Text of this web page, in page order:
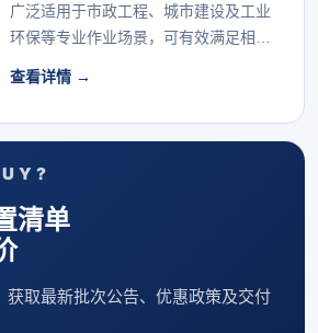
广泛适用于市政工程、城市建设及工业
环保等专业作业场景，可有效满足相关
查看详情 →
清单
获取最新批次公告、优惠政策及交付